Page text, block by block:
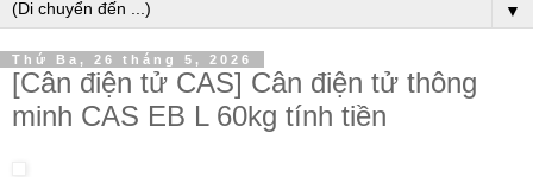
▼
Thứ Ba, 26 tháng 5, 2026
[Cân điện tử CAS] Cân điện tử thông
minh CAS EB L 60kg tính tiền